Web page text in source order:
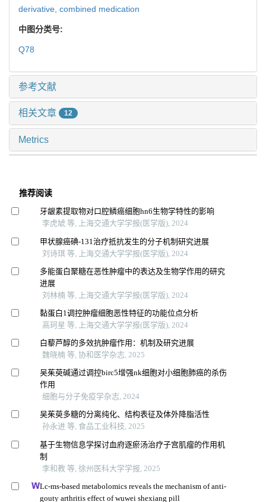
derivative, combined medication
中图分类号:
Q78
参考文献
相关文章 12
Metrics
推荐阅读
牙龈素提取物对口腔鳞癌细胞hn6生物学特性的影响
李虎虓 等, 上海交通大学学报(医学版), 2024
甲状腺癌碘-131治疗抵抗发生的分子机制研究进展
刘诗琪 等, 上海交通大学学报(医学版), 2024
多能蛋白聚糖在恶性肿瘤中的表达及生物学作用的研究
进展
刘林楠 等, 上海交通大学学报(医学版), 2024
黏蛋白1调控肿瘤细胞恶性特征的功能位点分析
高珂星 等, 上海交通大学学报(医学版), 2024
白藜芦醇的多效抗肿瘤作用：机制及研究进展
魏晓楠 等, 协和医学杂志, 2025
吴茱萸碱通过调控birc5增强nk细胞对小细胞肺癌的杀伤
作用
细胞与分子免疫学杂志, 2024
吴茱萸多糖的分离纯化、结构表征及体外降脂活性
孙永进 等, 食品工业科技, 2025
基于生物信息学探讨血府逐瘀汤治疗子宫肌瘤的作用机
制
李和教 等, 徐州医科大学学报, 2025
Lc-ms-based metabolomics reveals the mechanism of anti-
gouty arthritis effect of wuwei shexiang pill